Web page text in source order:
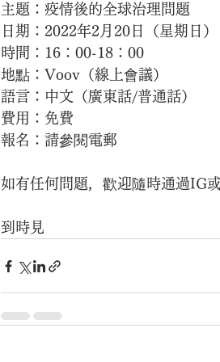
主題：疫情後的全球治理問題
日期：2022年2月20日（星期日）
時間：16：00-18：00
地點：Voov（線上會議）
語言：中文（廣東話/普通話）
費用：免費
報名：請參閱電郵
如有任何問題，歡迎隨時通過IG
到時見️‍